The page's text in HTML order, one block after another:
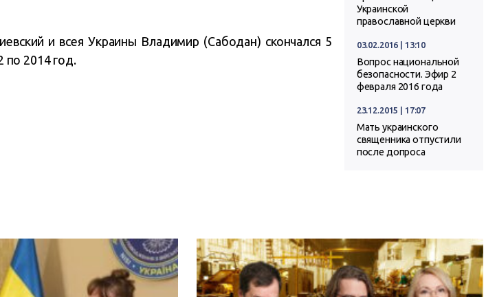
и всея Украины Владимир (Сабодан) скончался 5
2014 год.
Украинской
православной церкви
03.02.2016 | 13:10
Вопрос национальной
безопасности. Эфир 2
февраля 2016 года
23.12.2015 | 17:07
Мать украинского
священника отпустили
после допроса